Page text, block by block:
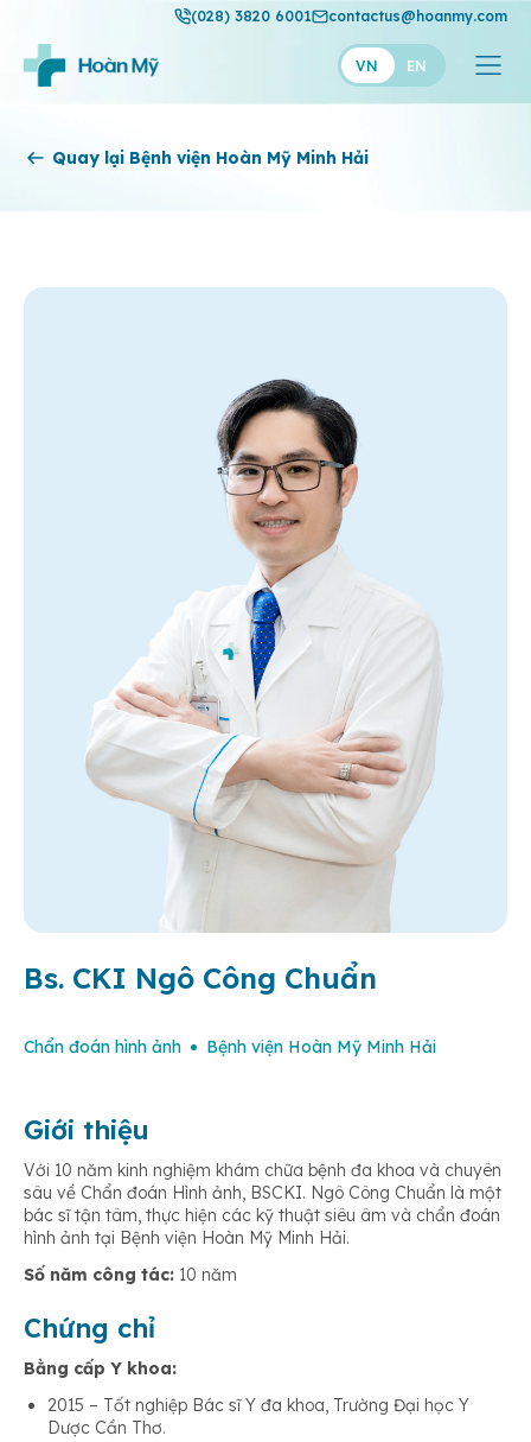
(028) 3820 6001 contactus@hoanmy.com
VN EN
Hoàn Mỹ
Thuận Mỹ
Quay lại Bệnh viện Hoàn Mỹ Minh Hải
Bs. CKI Ngô Công Chuẩn
Chẩn đoán hình ảnh Bệnh viện Hoàn Mỹ Minh Hải
Giới thiệu
Với 10 năm kinh nghiệm khám chữa bệnh đa khoa và chuyên
sâu về Chẩn đoán Hình ảnh, BSCKI. Ngô Công Chuẩn là một
bác sĩ tận tâm, thực hiện các kỹ thuật siêu âm và chẩn đoán
hình ảnh tại Bệnh viện Hoàn Mỹ Minh Hải.
Số năm công tác: 10 năm
Chứng chỉ
Bằng cấp Y khoa:
2015 – Tốt nghiệp Bác sĩ Y đa khoa, Trường Đại học Y
Dược Cần Thơ.